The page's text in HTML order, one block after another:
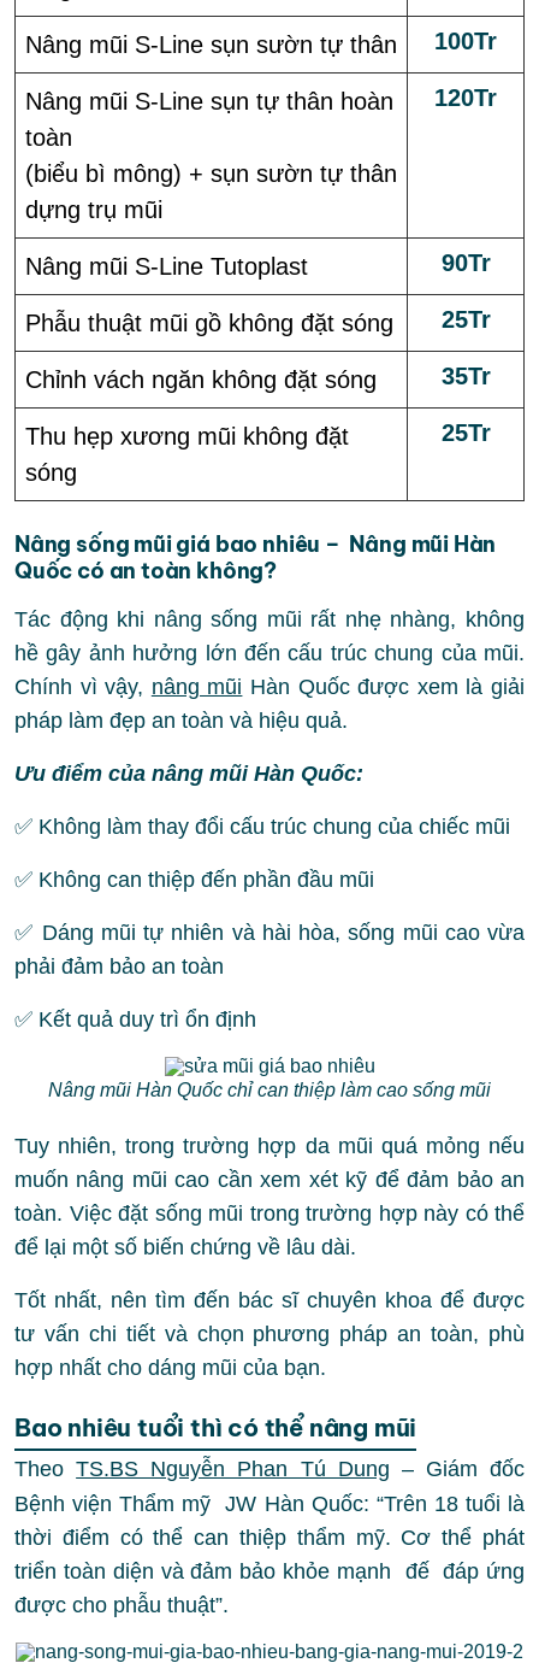
Nâng mũi S-Line sụn sườn tự thân 100Tr
Nâng mũi S-Line sụn tự thân hoàn
toàn
(biểu bì mông) + sụn sườn tự thân
dựng trụ mũi
120Tr
Nâng mũi S-Line Tutoplast 90Tr
Phẫu thuật mũi gồ không đặt sóng 25Tr
Chỉnh vách ngăn không đặt sóng 35Tr
Thu hẹp xương mũi không đặt
sóng
25Tr
Nâng sống mũi giá bao nhiêu – Nâng mũi Hàn
Quốc có an toàn không?
Tác động khi nâng sống mũi rất nhẹ nhàng, không
hề gây ảnh hưởng lớn đến cấu trúc chung của mũi.
Chính vì vậy, nâng mũi Hàn Quốc được xem là giải
pháp làm đẹp an toàn và hiệu quả.
Ưu điểm của nâng mũi Hàn Quốc:
✅ Không làm thay đổi cấu trúc chung của chiếc mũi
✅ Không can thiệp đến phần đầu mũi
✅ Dáng mũi tự nhiên và hài hòa, sống mũi cao vừa
phải đảm bảo an toàn
✅ Kết quả duy trì ổn định
Nâng mũi Hàn Quốc chỉ can thiệp làm cao sống mũi
Tuy nhiên, trong trường hợp da mũi quá mỏng nếu
muốn nâng mũi cao cần xem xét kỹ để đảm bảo an
toàn. Việc đặt sống mũi trong trường hợp này có thể
để lại một số biến chứng về lâu dài.
Tốt nhất, nên tìm đến bác sĩ chuyên khoa để được
tư vấn chi tiết và chọn phương pháp an toàn, phù
hợp nhất cho dáng mũi của bạn.
Bao nhiêu tuổi thì có thể nâng mũi
TheoTS.BS Nguyễn Phan Tú Dung – Giám đốc
Bệnh viện Thẩm mỹ JW Hàn Quốc: “Trên 18 tuổi là
thời điểm có thể can thiệp thẩm mỹ. Cơ thể phát
triển toàn diện và đảm bảo khỏe mạnh đế đáp ứng
được cho phẫu thuật”.